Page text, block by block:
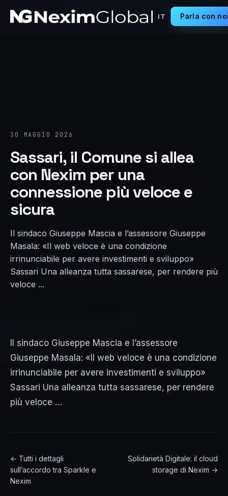
IT Parla con
30 MAGGIO 2026
Sassari, il Comune si allea
con Nexim per una
connessione più veloce e
sicura
Il sindaco Giuseppe Mascia e l’assessore Giuseppe
Masala: «Il web veloce è una condizione
irrinunciabile per avere investimenti e sviluppo»
Sassari Una alleanza tutta sassarese, per rendere più
veloce ...
Il sindaco Giuseppe Mascia e l’assessore
Giuseppe Masala: «Il web veloce è una condizione
irrinunciabile per avere investimenti e sviluppo»
Sassari Una alleanza tutta sassarese, per rendere
più veloce …
← Tutti i dettagli
sull’accordo tra Sparkle e
Nexim
Solidarietà Digitale: il cloud
storage di Nexim →